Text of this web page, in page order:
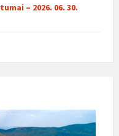
– 2026. 06. 30.